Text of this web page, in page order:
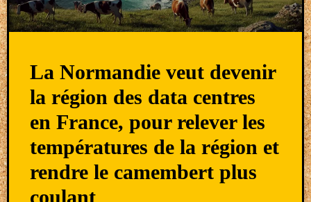
La Normandie veut devenir
la région des data centres
en France, pour relever les
températures de la région et
rendre le camembert plus
coulant